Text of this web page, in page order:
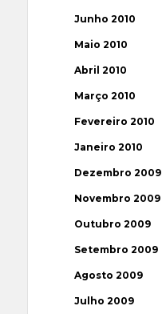
Junho 2010
Maio 2010
Abril 2010
Março 2010
Fevereiro 2010
Janeiro 2010
Dezembro 2009
Novembro 2009
Outubro 2009
Setembro 2009
Agosto 2009
Julho 2009